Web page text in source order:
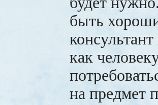
быть
как
на предмет